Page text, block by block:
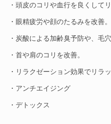
・頭皮のコリや血行を良くして
・眼精疲労や顔のたるみを改善。
・炭酸による加齢臭予防や、毛穴
・首や肩のコリを改善。
・リラクゼーション効果でリラッ
・アンチエイジング
・デトックス